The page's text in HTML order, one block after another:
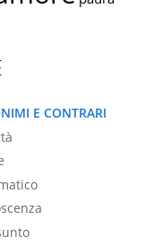
E CONTRARI